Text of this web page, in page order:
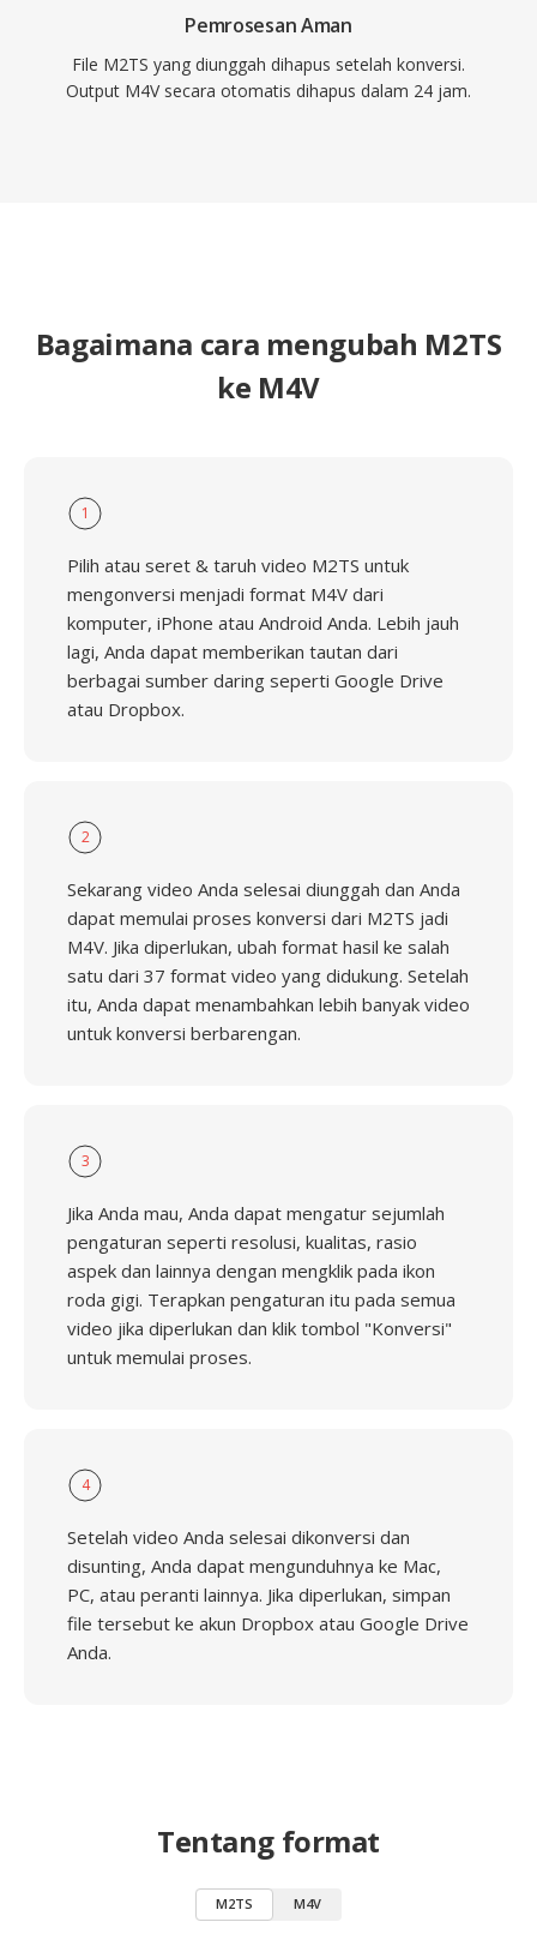
Pemrosesan Aman
File M2TS yang diunggah dihapus setelah konversi.
Output M4V secara otomatis dihapus dalam 24 jam.
Bagaimana cara mengubah M2TS
ke M4V
1
Pilih atau seret & taruh video M2TS untuk
mengonversi menjadi format M4V dari
komputer, iPhone atau Android Anda. Lebih jauh
lagi, Anda dapat memberikan tautan dari
berbagai sumber daring seperti Google Drive
atau Dropbox.
2
Sekarang video Anda selesai diunggah dan Anda
dapat memulai proses konversi dari M2TS jadi
M4V. Jika diperlukan, ubah format hasil ke salah
satu dari 37 format video yang didukung. Setelah
itu, Anda dapat menambahkan lebih banyak video
untuk konversi berbarengan.
3
Jika Anda mau, Anda dapat mengatur sejumlah
pengaturan seperti resolusi, kualitas, rasio
aspek dan lainnya dengan mengklik pada ikon
roda gigi. Terapkan pengaturan itu pada semua
video jika diperlukan dan klik tombol "Konversi"
untuk memulai proses.
4
Setelah video Anda selesai dikonversi dan
disunting, Anda dapat mengunduhnya ke Mac,
PC, atau peranti lainnya. Jika diperlukan, simpan
file tersebut ke akun Dropbox atau Google Drive
Anda.
Tentang format
M2TS M4V